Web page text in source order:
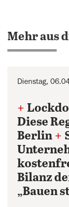
Mehr aus
Dienstag,
+
Diese
Berlin +
Bilanz
„Bauen